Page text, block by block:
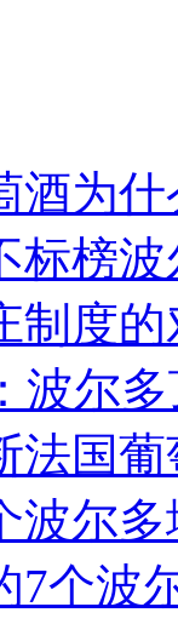
酒为
标榜
制度
波尔
法国
波尔多
7个波